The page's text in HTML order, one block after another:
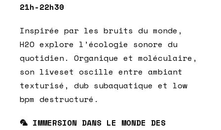
21h-22h30
Inspirée par les bruits du monde,
H2O explore l’écologie sonore du
quotidien. Organique et moléculaire,
son liveset oscille entre ambiant
texturisé, dub subaquatique et low
bpm destructuré.
🦜 IMMERSION DANS LE MONDE DES